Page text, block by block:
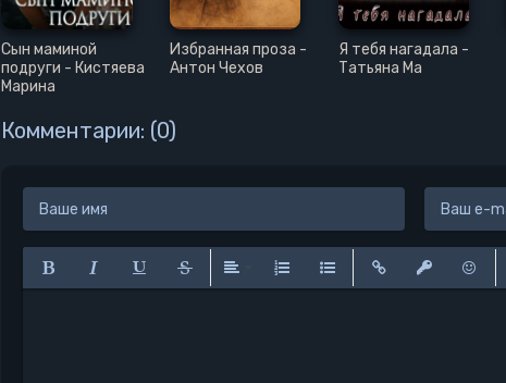
Сын маминой
подруги - Кистяева
Марина
Избранная проза -
Антон Чехов
Я тебя нагадала -
Татьяна Ма
Комментарии: (0)